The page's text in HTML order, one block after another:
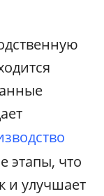
этапы, что
и улучшает